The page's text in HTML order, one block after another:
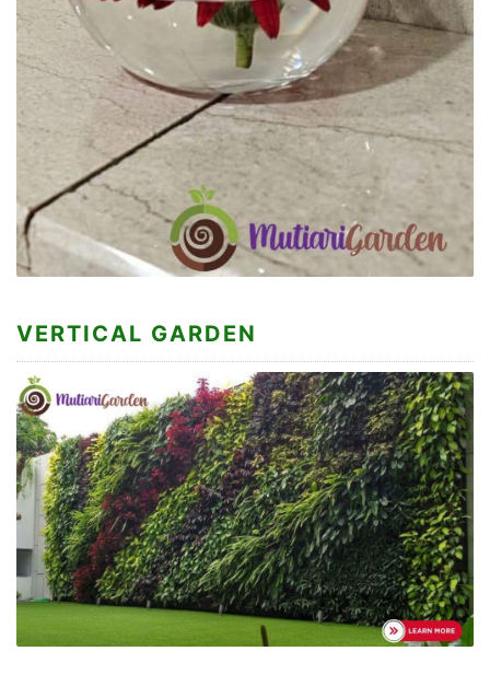
VERTICAL GARDEN